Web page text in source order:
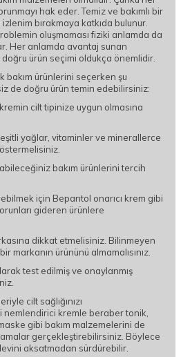
hak eder. Temiz ve bakımlı bir
bırakmaya katkıda bulunur.
oluşmaması fiziki anlamda da
Her anlamda avantaj sunan
doğru ürün seçimi oldukça önemlidir.
bakım ürünlerini seçerken şu
de doğru ürün temin edebilirsiniz:
cilt tipinize uygun olmasına
yağlar, vitaminler ve minerallerce
bakım ürünlerini tercih
için Bepantol onarıcı krem gibi
gideren ürünlere
dikkat etmelisiniz. Bilinmeyen
markanın ürününü almamalısınız.
test edilmiş ve onaylanmış
cilt sağlığınızı
nemlendirici kremle beraber tonik,
gibi bakım malzemelerini de
gerçekleştirebilirsiniz. Böylece
aksatmadan sürdürebilir.